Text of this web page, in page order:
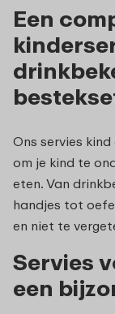
Een
Ons servies
om je kind te
eten. Van
handjes tot
en niet te
Servies
een